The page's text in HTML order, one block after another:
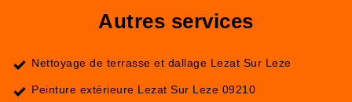
Autres services
Nettoyage de terrasse et dallage Lezat Sur Leze
Peinture extérieure Lezat Sur Leze 09210